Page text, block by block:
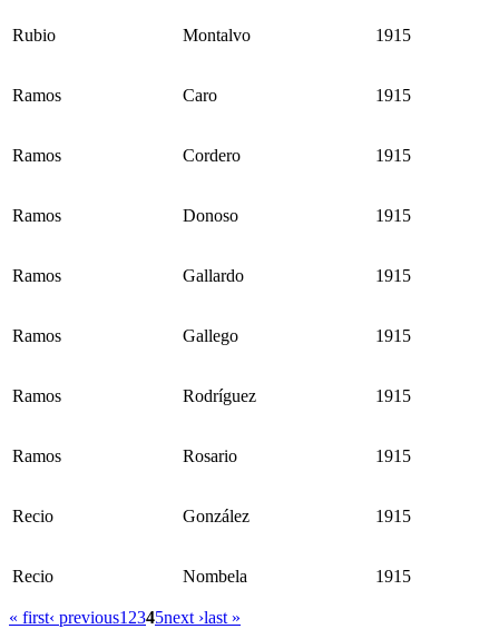
Rubio Montalvo 1915
Ramos Caro 1915
Ramos Cordero 1915
Ramos Donoso 1915
Ramos Gallardo 1915
Ramos Gallego 1915
Ramos Rodríguez 1915
Ramos Rosario 1915
Recio González 1915
Recio Nombela 1915
« first‹ previous1 2345next ›last »